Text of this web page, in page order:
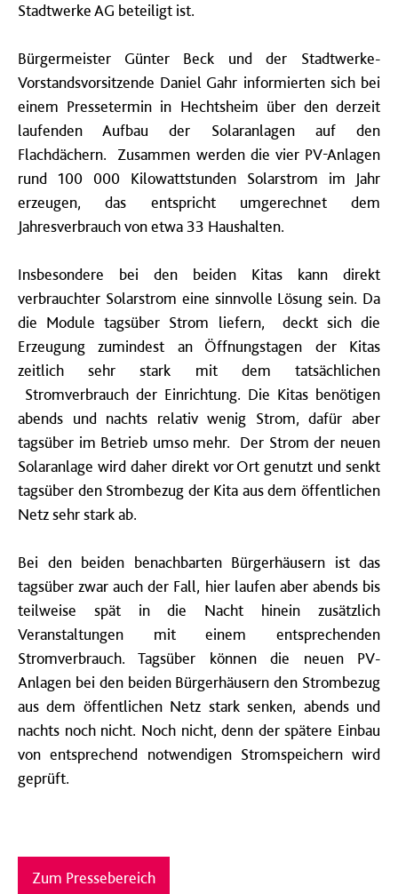
Stadtwerke AG beteiligt ist.
Bürgermeister Günter Beck und der Stadtwerke-
Vorstandsvorsitzende Daniel Gahr informierten sich bei
einem Pressetermin in Hechtsheim über den derzeit
laufenden Aufbau der Solaranlagen auf den
Flachdächern. Zusammen werden die vier PV-Anlagen
rund 100 000 Kilowattstunden Solarstrom im Jahr
erzeugen, das entspricht umgerechnet dem
Jahresverbrauch von etwa 33 Haushalten.
Insbesondere bei den beiden Kitas kann direkt
verbrauchter Solarstrom eine sinnvolle Lösung sein. Da
die Module tagsüber Strom liefern, deckt sich die
Erzeugung zumindest an Öffnungstagen der Kitas
zeitlich sehr stark mit dem tatsächlichen
Stromverbrauch der Einrichtung. Die Kitas benötigen
abends und nachts relativ wenig Strom, dafür aber
tagsüber im Betrieb umso mehr. Der Strom der neuen
Solaranlage wird daher direkt vor Ort genutzt und senkt
tagsüber den Strombezug der Kita aus dem öffentlichen
Netz sehr stark ab.
Bei den beiden benachbarten Bürgerhäusern ist das
tagsüber zwar auch der Fall, hier laufen aber abends bis
teilweise spät in die Nacht hinein zusätzlich
Veranstaltungen mit einem entsprechenden
Stromverbrauch. Tagsüber können die neuen PV-
Anlagen bei den beiden Bürgerhäusern den Strombezug
aus dem öffentlichen Netz stark senken, abends und
nachts noch nicht. Noch nicht, denn der spätere Einbau
von entsprechend notwendigen Stromspeichern wird
geprüft.
Zum Pressebereich